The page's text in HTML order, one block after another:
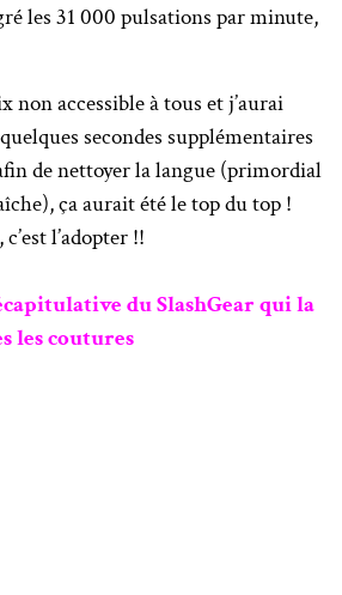
les 31 000 pulsations par minute,
non accessible à tous et j’aurai
secondes supplémentaires
de nettoyer la langue (primordial
ça aurait été le top du top !
l’adopter !!
du SlashGear qui la
les coutures